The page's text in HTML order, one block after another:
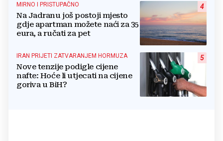
4
MIRNO I PRISTUPAČNO
Na Jadranu još postoji mjesto
gdje apartman možete naći za 35
eura, a ručati za pet
5
IRAN PRIJETI ZATVARANJEM HORMUZA
Nove tenzije podigle cijene
nafte: Hoće li utjecati na cijene
goriva u BiH?